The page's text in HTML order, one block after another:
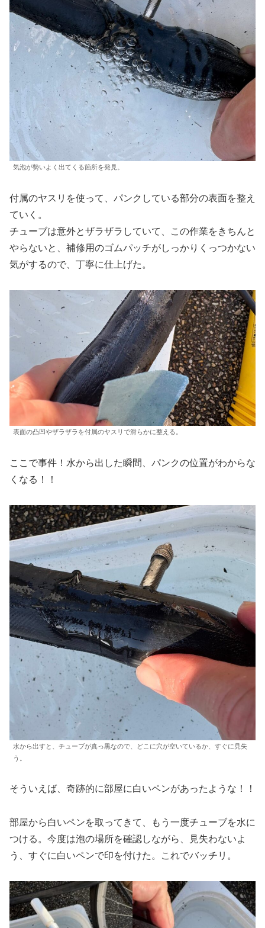
気泡が勢いよく出てくる箇所を発見。
付属のヤスリを使って、パンクしている部分の表面を整え
ていく。
チューブは意外とザラザラしていて、この作業をきちんと
やらないと、補修用のゴムパッチがしっかりくっつかない
気がするので、丁寧に仕上げた。
表面の凸凹やザラザラを付属のヤスリで滑らかに整える。
ここで事件！水から出した瞬間、パンクの位置がわからな
くなる！！
水から出すと、チューブが真っ黒なので、どこに穴が空いているか、すぐに見失
う。
そういえば、奇跡的に部屋に白いペンがあったような！！
部屋から白いペンを取ってきて、もう一度チューブを水に
つける。今度は泡の場所を確認しながら、見失わないよ
う、すぐに白いペンで印を付けた。これでバッチリ。